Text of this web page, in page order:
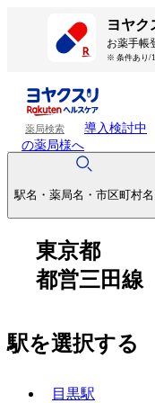
ヨヤク
お薬手帳
※ 条件あり/
薬局検索
導入検討中
の薬局様へ
駅名・薬局名・市区町村名
東京都
都営三田線
駅を選択する
目黒駅